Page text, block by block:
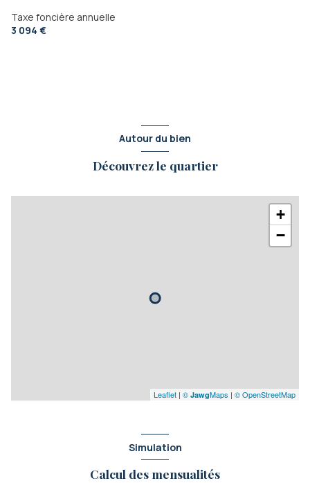
Taxe foncière annuelle
3 094 €
Autour du bien
Découvrez le quartier
+
−
Leaflet | © JawgMaps | © OpenStreetMap
Simulation
Calcul des mensualités